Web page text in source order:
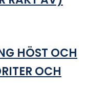
HÖST OCH
OCH